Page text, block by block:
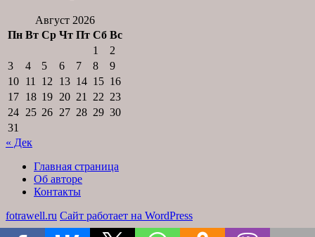
Август 2026
Пн Вт Ср Чт Пт Сб Вс
1
2
3
4 5 6 7 8
9
10 11 12 13 14 15 16
17 18 19 20 21 22 23
24 25 26 27 28 29 30
31
« Дек
Главная страница
Об авторе
Контакты
fotrawell.ru Сайт работает на WordPress